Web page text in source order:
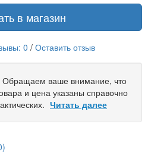
в магазин
0 / Оставить отзыв
Обращаем ваше внимание, что
и цена указаны справочно
Читать далее